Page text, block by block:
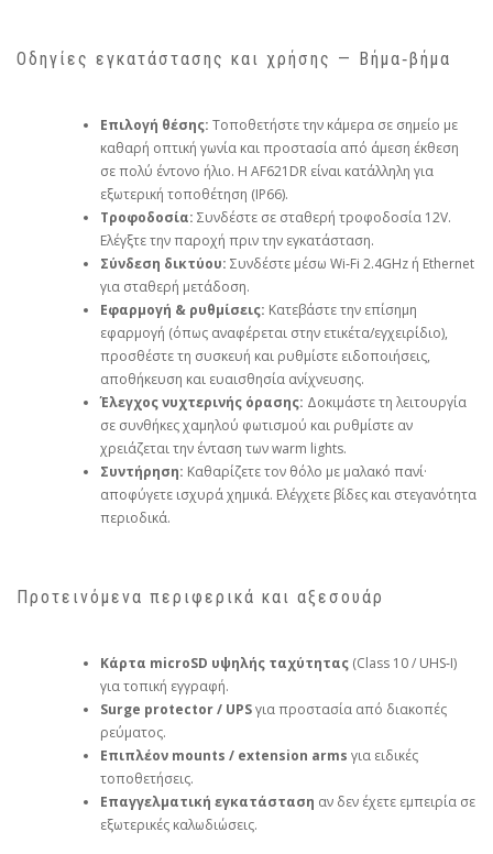
Οδηγίες εγκατάστασης και χρήσης — Βήμα‑βήμα
Επιλογή θέσης: Τοποθετήστε την κάμερα σε σημείο με
καθαρή οπτική γωνία και προστασία από άμεση έκθεση
σε πολύ έντονο ήλιο. Η AF621DR είναι κατάλληλη για
εξωτερική τοποθέτηση (IP66).
Τροφοδοσία: Συνδέστε σε σταθερή τροφοδοσία 12V.
Ελέγξτε την παροχή πριν την εγκατάσταση.
Σύνδεση δικτύου: Συνδέστε μέσω Wi‑Fi 2.4GHz ή Ethernet
για σταθερή μετάδοση.
Εφαρμογή & ρυθμίσεις: Κατεβάστε την επίσημη
εφαρμογή (όπως αναφέρεται στην ετικέτα/εγχειρίδιο),
προσθέστε τη συσκευή και ρυθμίστε ειδοποιήσεις,
αποθήκευση και ευαισθησία ανίχνευσης.
Έλεγχος νυχτερινής όρασης: Δοκιμάστε τη λειτουργία
σε συνθήκες χαμηλού φωτισμού και ρυθμίστε αν
χρειάζεται την ένταση των warm lights.
Συντήρηση: Καθαρίζετε τον θόλο με μαλακό πανί·
αποφύγετε ισχυρά χημικά. Ελέγχετε βίδες και στεγανότητα
περιοδικά.
Προτεινόμενα περιφερικά και αξεσουάρ
Κάρτα microSD υψηλής ταχύτητας (Class 10 / UHS‑I)
για τοπική εγγραφή.
Surge protector / UPSγια προστασία από διακοπές
ρεύματος.
Επιπλέον mounts / extension arms για ειδικές
τοποθετήσεις.
Επαγγελματική εγκατάσταση αν δεν έχετε εμπειρία σε
εξωτερικές καλωδιώσεις.